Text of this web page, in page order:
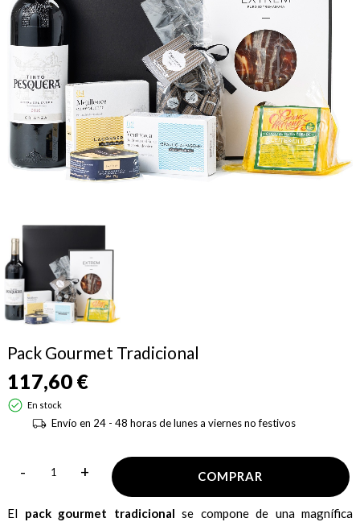
Pack Gourmet Tradicional
117,60 €
En stock
Envío en 24 - 48 horas de lunes a viernes no festivos
- + COMPRAR
El pack gourmet tradicional se compone de una magnífica